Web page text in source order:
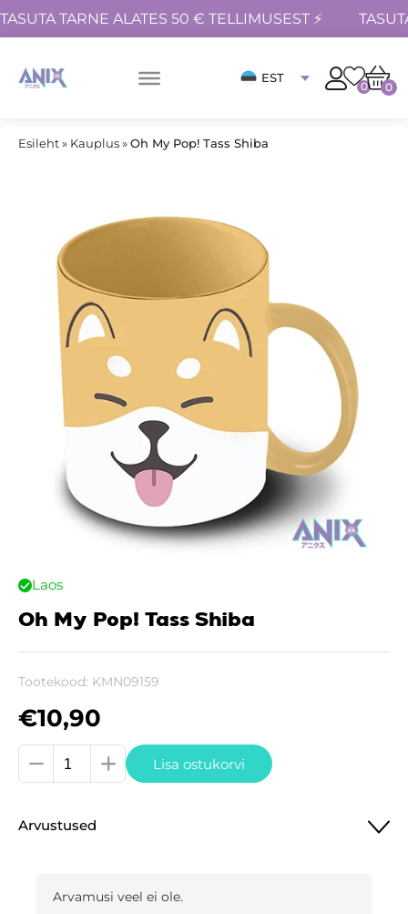
TASUTA TARNE ALATES 50 € TELLIMUSEST ⚡
EST
0 0
Esileht» Kauplus»Oh My Pop! Tass Shiba
Laos
Oh My Pop! Tass Shiba
Tootekood: KMN09159
€10,90
Oh
My
Tass
Lisa ostukorvi
Arvustused
Arvamusi veel ei ole.